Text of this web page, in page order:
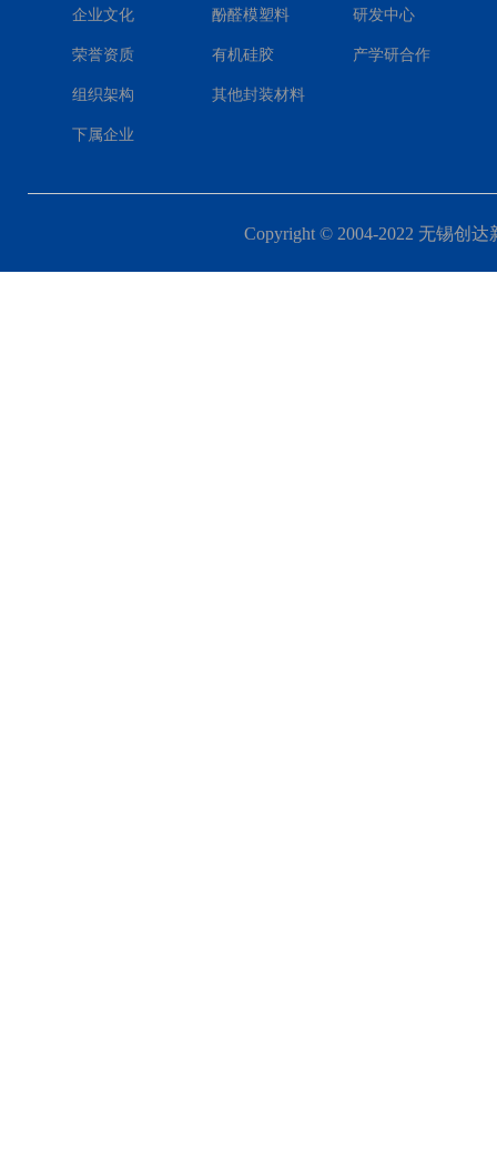
企业文化
荣誉资质
组织架构
下属企业
酚醛模塑料
有机硅胶
其他封装材料
研发中心
产学研合作
Copyright © 2004-2022 无锡创